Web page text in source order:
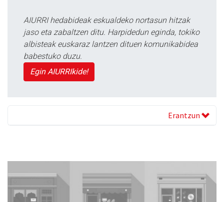
AIURRI hedabideak eskualdeko nortasun hitzak
jaso eta zabaltzen ditu. Harpidedun eginda, tokiko
albisteak euskaraz lantzen dituen komunikabidea
babestuko duzu.
Egin AIURRIkide!
Erantzun